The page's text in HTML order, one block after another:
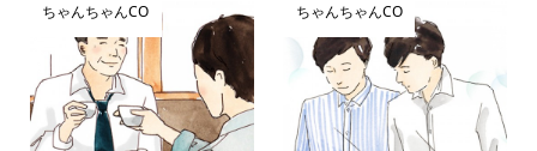
ちゃんちゃんCO ちゃんちゃんCO